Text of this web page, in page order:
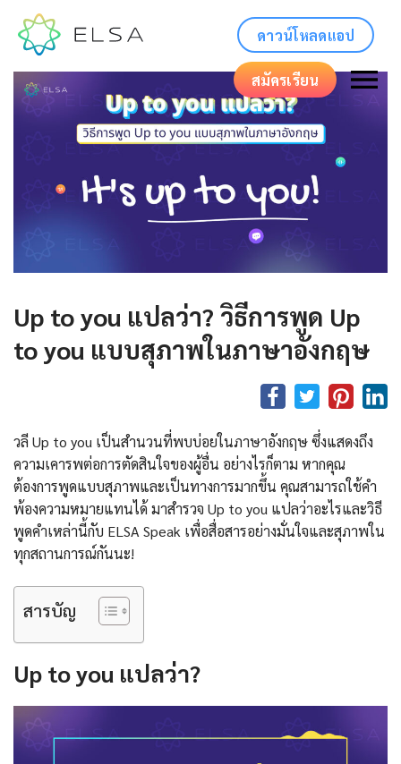
ดาวน์โหลดแอป
สมัครเรียน
Up to you แปลว่า? วิธีการพูด Up
to you แบบสุภาพในภาษาอังกฤษ
วลี Up to you เป็นสำนวนที่พบบ่อยในภาษาอังกฤษ ซึ่งแสดงถึง
ความเคารพต่อการตัดสินใจของผู้อื่น อย่างไรก็ตาม หากคุณ
ต้องการพูดแบบสุภาพและเป็นทางการมากขึ้น คุณสามารถใช้คำ
พ้องความหมายแทนได้ มาสำรวจ Up to you แปลว่าอะไรและวิธี
พูดคำเหล่านี้กับ ELSA Speak เพื่อสื่อสารอย่างมั่นใจและสุภาพใน
ทุกสถานการณ์กันนะ!
สารบัญ
Up to you แปลว่า?